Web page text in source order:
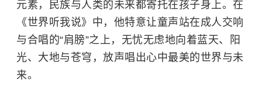
元素，民族与人类的未来都寄托在孩子身上。在
《世界听我说》中，他特意让童声站在成人交响
与合唱的“肩膀”之上，无忧无虑地向着蓝天、阳
光、大地与苍穹，放声唱出心中最美的世界与未
来。